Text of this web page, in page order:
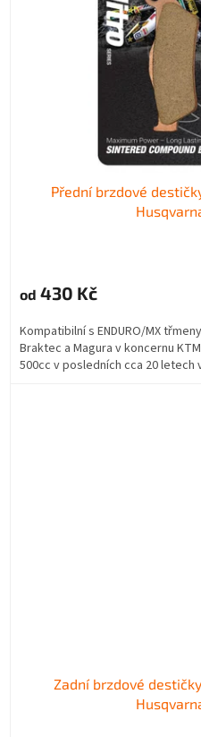
Přední brzdové
od 430 Kč
Kompatibilní s ENDURO/MX
Braktec a Magura v koncernu
500cc v posledních cca 20 letech
Zadní brzdové